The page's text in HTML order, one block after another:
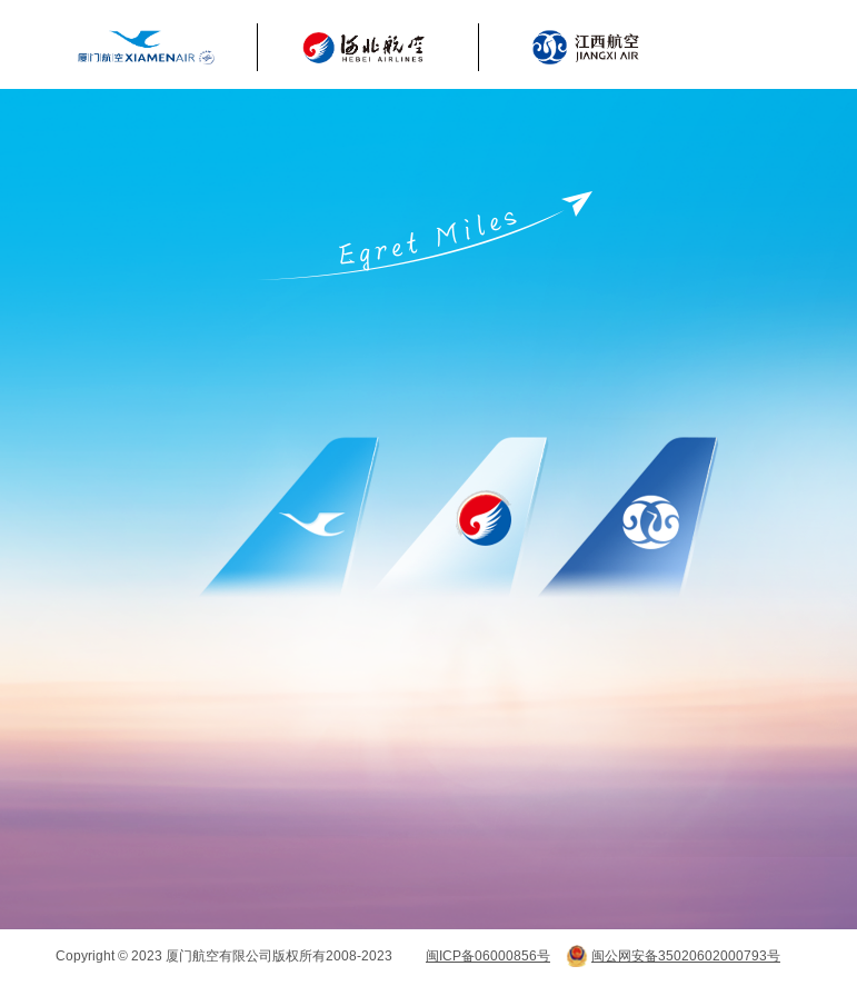
Copyright © 2023 厦门航空有限公司版权所有2008-2023 闽ICP备06000856号 闽公网安备35020602000793号